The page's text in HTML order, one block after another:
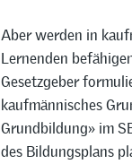
Aber werden in
Lernenden
Gesetzgeber
kaufmännisches
Grundbildung» im
des Bildungsplans